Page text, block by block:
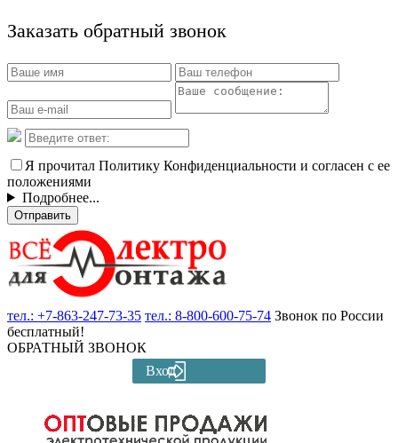
Заказать обратный звонок
Я прочитал Политику Конфиденциальности и согласен с ее
положениями
Подробнее...
Отправить
тел.: +7-863-247-73-35 тел.: 8-800-600-75-74 Звонок по России
бесплатный!
ОБРАТНЫЙ ЗВОНОК
Вход